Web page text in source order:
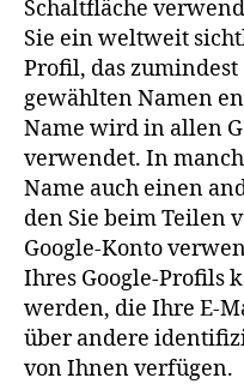
Schaltfläche
Sie ein weltweit
Profil, das
gewählten Namen
Name wird in allen
verwendet. In
Name auch einen
den Sie beim Teilen
Google-Konto
Ihres Google-Profils
werden, die Ihre E-
über andere
von Ihnen verfügen.